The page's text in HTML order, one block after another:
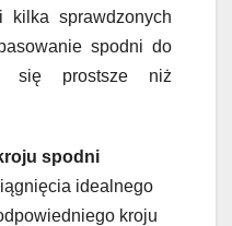
kilka sprawdzonych
spodni do
się prostsze niż
spodni
idealnego
kroju